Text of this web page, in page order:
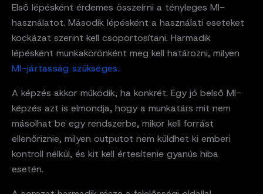
Első lépésként érdemes összeírni a tényleges MI-
használatot. Második lépésként a használati eseteket
kockázat szerint kell csoportosítani. Harmadik
lépésként munkakörönként meg kell határozni, milyen
MI-jártasság szükséges.
A képzés akkor működik, ha konkrét. Egy jó belső MI-
képzés azt is elmondja, hogy a munkatárs mit nem
másolhat be egy rendszerbe, mikor kell forrást
ellenőriznie, milyen outputot nem küldhet ki emberi
kontroll nélkül, és kit kell értesítenie gyanús hiba
esetén.